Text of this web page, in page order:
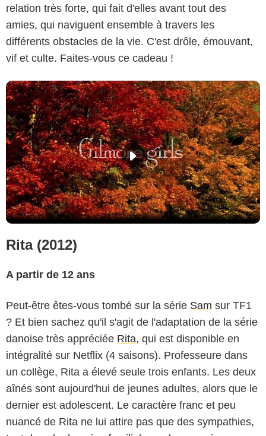
relation très forte, qui fait d'elles avant tout des
amies, qui naviguent ensemble à travers les
différents obstacles de la vie. C'est drôle, émouvant,
vif et culte. Faites-vous ce cadeau !
Rita (2012)
A partir de 12 ans
Peut-être êtes-vous tombé sur la série Sam sur TF1
? Et bien sachez qu'il s'agit de l'adaptation de la série
danoise très appréciée Rita, qui est disponible en
intégralité sur Netflix (4 saisons). Professeure dans
un collège, Rita a élevé seule trois enfants. Les deux
aînés sont aujourd'hui de jeunes adultes, alors que le
dernier est adolescent. Le caractère franc et peu
nuancé de Rita ne lui attire pas que des sympathies,